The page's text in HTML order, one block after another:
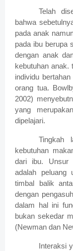
Telah
bahwa
pada anak
pada ibu berupa
dengan anak
kebutuhan anak.
individu
orang tua.
2002)
yang
dipelajari.
Tingkah
kebutuhan
dari ibu. Unsur
adalah peluang
timbal balik
dengan
dalam hal ini
bukan sekedar
(Newman dan
Interaksi